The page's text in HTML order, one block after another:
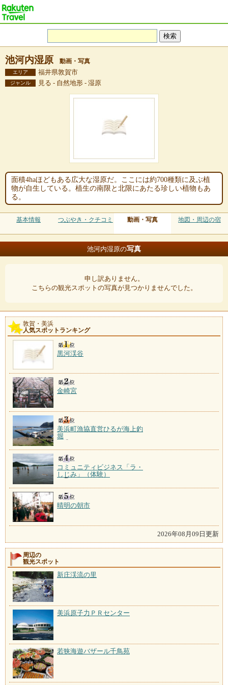
池河内湿原 動画・写真
エリア 福井県敦賀市
ジャンル 見る - 自然地形 - 湿原
面積4haほどもある広大な湿原だ。ここには約700種類に及ぶ植
物が自生している。植生の南限と北限にあたる珍しい植物もあ
る。
基本情報 つぶやき・クチコミ 動画・写真 地図・周辺の宿
池河内湿原の写真
申し訳ありません。
こちらの観光スポットの写真が見つかりませんでした。
敦賀・美浜
人気スポットランキング
黒河渓谷
金崎宮
美浜町漁協直営ひるが海上釣
堀
コミュニティビジネス「ラ・
しじみ」（体験）
晴明の朝市
2026年08月09日更新
周辺の
観光スポット
新庄渓流の里
美浜原子力ＰＲセンター
若狭海遊バザール千鳥苑